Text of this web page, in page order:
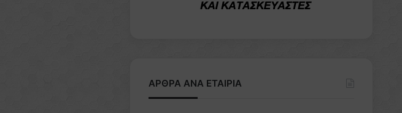
ΑΡΘΡΑ ΑΝΑ ΕΤΑΙΡΙΑ